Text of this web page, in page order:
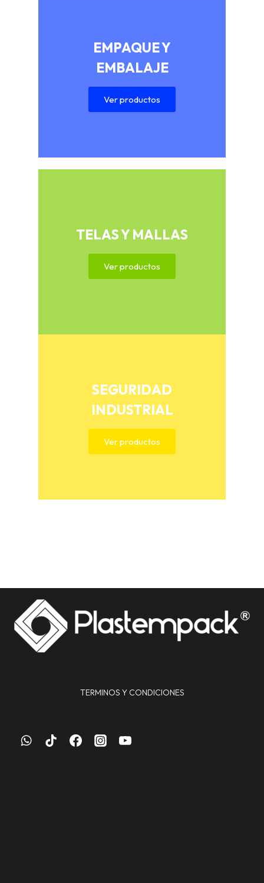
EMPAQUE Y
EMBALAJE
Ver productos
TELAS Y MALLAS
Ver productos
SEGURIDAD
INDUSTRIAL
Ver productos
TERMINOS Y CONDICIONES